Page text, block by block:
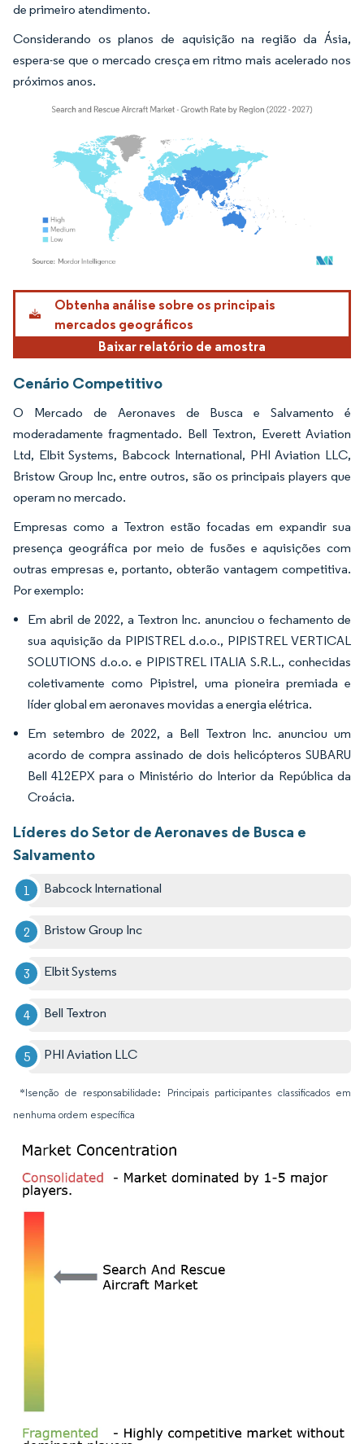
de primeiro atendimento.
Considerando os planos de aquisição na região da Ásia,
espera-se que o mercado cresça em ritmo mais acelerado nos
próximos anos.
Imagem © Mordor Intelligence. O reuso requer atribuição conforme CC BY 4.0.
Obtenha análise sobre os principais
mercados geográficos
Baixar relatório de amostra
Cenário Competitivo
O Mercado de Aeronaves de Busca e Salvamento é
moderadamente fragmentado. Bell Textron, Everett Aviation
Ltd, Elbit Systems, Babcock International, PHI Aviation LLC,
Bristow Group Inc, entre outros, são os principais players que
operam no mercado.
Empresas como a Textron estão focadas em expandir sua
presença geográfica por meio de fusões e aquisições com
outras empresas e, portanto, obterão vantagem competitiva.
Por exemplo:
Em abril de 2022, a Textron Inc. anunciou o fechamento de
sua aquisição da PIPISTREL d.o.o., PIPISTREL VERTICAL
SOLUTIONS d.o.o. e PIPISTREL ITALIA S.R.L., conhecidas
coletivamente como Pipistrel, uma pioneira premiada e
líder global em aeronaves movidas a energia elétrica.
Em setembro de 2022, a Bell Textron Inc. anunciou um
acordo de compra assinado de dois helicópteros SUBARU
Bell 412EPX para o Ministério do Interior da República da
Croácia.
Líderes do Setor de Aeronaves de Busca e
Salvamento
Babcock International
Bristow Group Inc
Elbit Systems
Bell Textron
PHI Aviation LLC
*Isenção de responsabilidade: Principais participantes classificados em
nenhuma ordem específica